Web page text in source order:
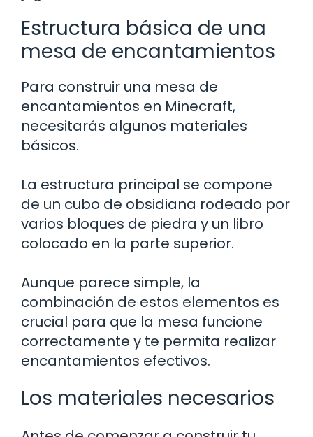
Estructura básica de una
mesa de encantamientos
Para construir una mesa de
encantamientos en Minecraft,
necesitarás algunos materiales
básicos.
La estructura principal se compone
de un cubo de obsidiana rodeado por
varios bloques de piedra y un libro
colocado en la parte superior.
Aunque parece simple, la
combinación de estos elementos es
crucial para que la mesa funcione
correctamente y te permita realizar
encantamientos efectivos.
Los materiales necesarios